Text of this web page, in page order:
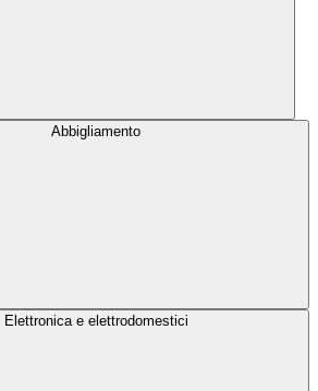
Abbigliamento
Elettronica e elettrodomestici